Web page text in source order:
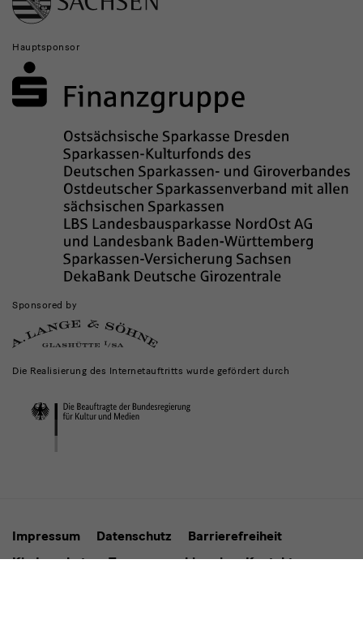
Hauptsponsor
Sponsored by
Die Realisierung des Internetauftritts wurde gefördert durch
Impressum Datenschutz
Barrierefreiheit
Kinderschutz
Transparenzhinweis
Kontakt